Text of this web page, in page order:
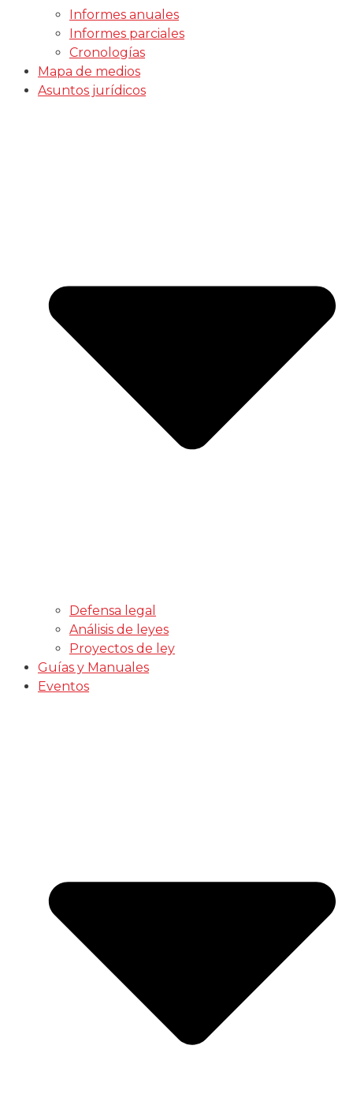
Informes anuales
Informes parciales
Cronologías
Mapa de medios
Asuntos jurídicos
Defensa legal
Análisis de leyes
Proyectos de ley
Guías y Manuales
Eventos